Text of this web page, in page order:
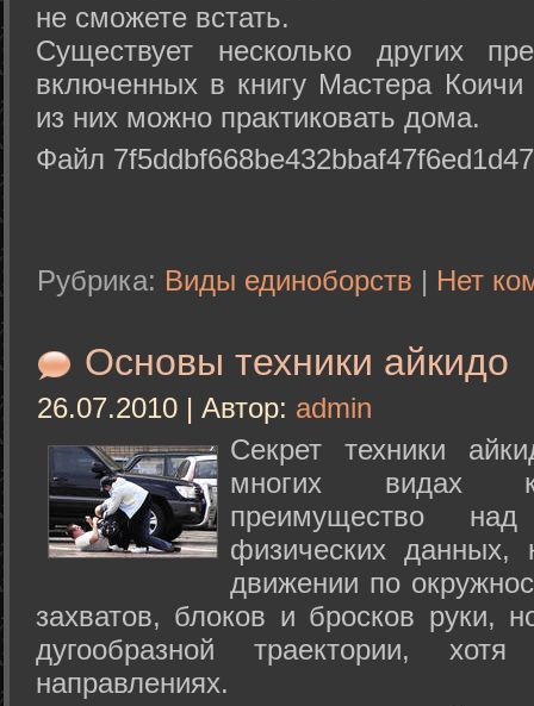
не сможете встать.
Существует несколько других
включенных в книгу Мастера
из них можно практиковать дома.
Файл
Рубрика: Виды единоборств | Нет
Основы техники айкидо
26.07.2010 | Автор: admin
Секрет техники
многих видах
преимущество
физических данных,
движении по
захватов, блоков и бросков руки,
дугообразной траектории,
направлениях.